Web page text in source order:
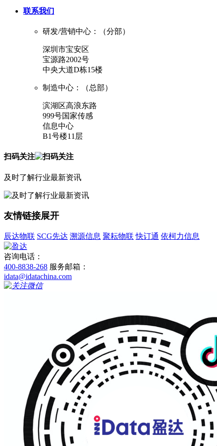
联系我们
研发/营销中心：（分部）
深圳市宝安区
宝源路2002号
中央大道D栋15楼
制造中心：（总部）
滨湖区高浪东路
999号国家传感
信息中心
B1号楼11层
扫码关注
及时了解行业最新资讯
友情链接展开
辰达物联 SCG先达 溯源信息 聚耘物联 快订通 依柯力信息
咨询电话：
400-8838-268 服务邮箱：
idata@idatachina.com